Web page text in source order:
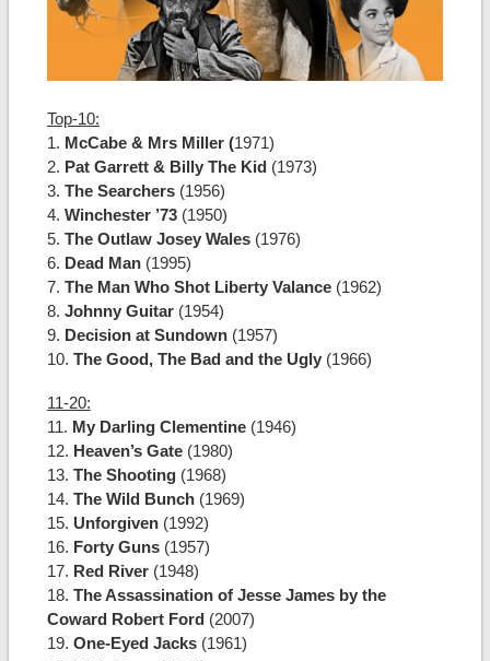
Top-10:
1. McCabe & Mrs Miller (1971)
2. Pat Garrett & Billy The Kid(1973)
3. The Searchers(1956)
4. Winchester ’73(1950)
5. The Outlaw Josey Wales(1976)
6. Dead Man(1995)
7. The Man Who Shot Liberty Valance(1962)
8. Johnny Guitar(1954)
9. Decision at Sundown(1957)
10. The Good, The Bad and the Ugly(1966)
11-20:
11. My Darling Clementine(1946)
12. Heaven’s Gate(1980)
13. The Shooting (1968)
14. The Wild Bunch(1969)
15. Unforgiven(1992)
16. Forty Guns(1957)
17. Red River (1948)
18. The Assassination of Jesse James by the
Coward Robert Ford (2007)
19. One-Eyed Jacks(1961)